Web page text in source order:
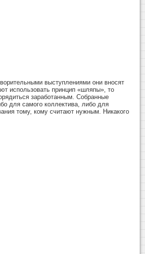
выступлениями они вносят
использовать принцип «шляпы», то
заработанным. Собранные
для самого коллектива, либо для
тому, кому считают нужным. Никакого